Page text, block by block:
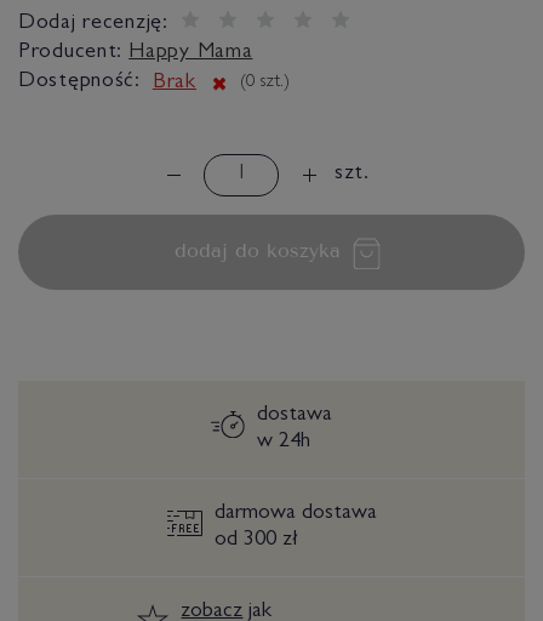
Dodaj recenzję:
Producent: Happy Mama
Dostępność:
Brak (0 szt.)
szt.
dodaj do koszyka
dostawa
w 24h
darmowa dostawa
od 300 zł
zobaczjak